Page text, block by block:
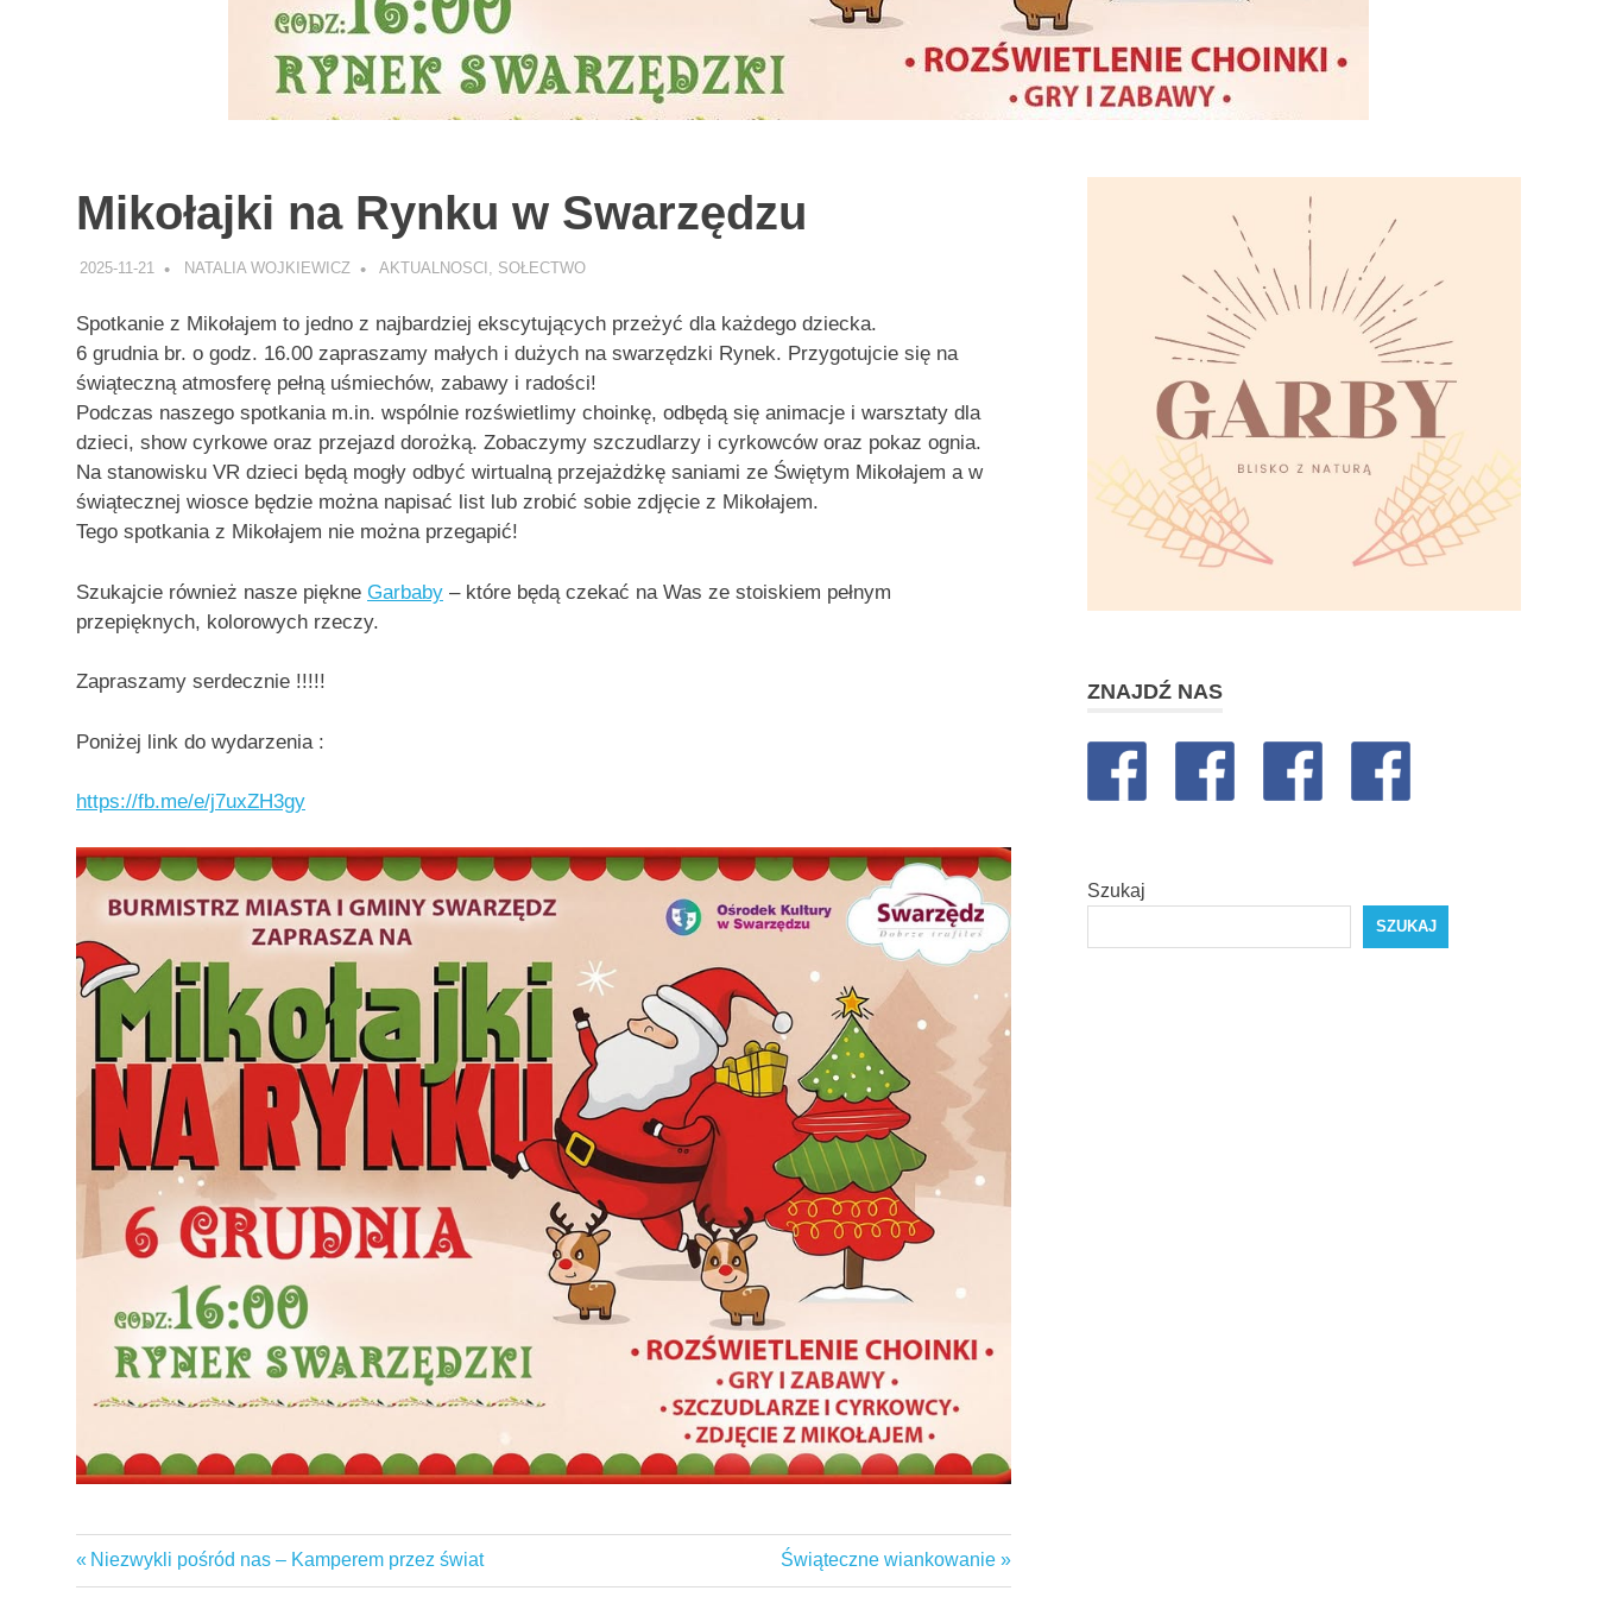
Mikołajki na Rynku w Swarzędzu
2025-11-21 NATALIA WOJKIEWICZ AKTUALNOSCI SOŁECTWO
Spotkanie z Mikołajem to jedno z najbardziej ekscytujących przeżyć dla każdego dziecka.
6 grudnia br. o godz. 16.00 zapraszamy małych i dużych na swarzędzki Rynek. Przygotujcie się na
świąteczną atmosferę pełną uśmiechów, zabawy i radości!
Podczas naszego spotkania m.in. wspólnie rozświetlimy choinkę, odbędą się animacje i warsztaty dla
dzieci, show cyrkowe oraz przejazd dorożką. Zobaczymy szczudlarzy i cyrkowców oraz pokaz ognia.
Na stanowisku VR dzieci będą mogły odbyć wirtualną przejażdżkę saniami ze Świętym Mikołajem a w
świątecznej wiosce będzie można napisać list lub zrobić sobie zdjęcie z Mikołajem.
Tego spotkania z Mikołajem nie można przegapić!
Szukajcie również nasze piękne Garbaby – które będą czekać na Was ze stoiskiem pełnym
przepięknych, kolorowych rzeczy.
Zapraszamy serdecznie !!!!!
Poniżej link do wydarzenia :
https://fb.me/e/j7uxZH3gy
gminaswarzędz
święta
Nawigacja
Previous
Post:
Niezwykli pośród nas – Kamperem przez świat
Next
Post:
Świąteczne wiankowanie
ZNAJDŹ NAS
Szukaj
SZUKAJ